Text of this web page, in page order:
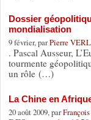
Dossier
mondialisation
9 février, parPierre
. Pascal Ausseur,
tourmente
un rôle (…)
La Chine en
20 août 2009, par